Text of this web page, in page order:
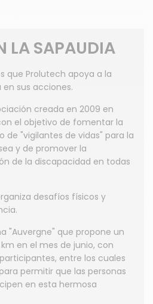
LA SAPAUDIA
que Prolutech apoya a la
en sus acciones.
creada en 2009 en
el objetivo de fomentar la
de "vigilantes de vidas" para la
y de promover la
de la discapacidad en todas
desafíos físicos y
"Auvergne" que propone un
en el mes de junio, con
entre los cuales
permitir que las personas
en esta hermosa